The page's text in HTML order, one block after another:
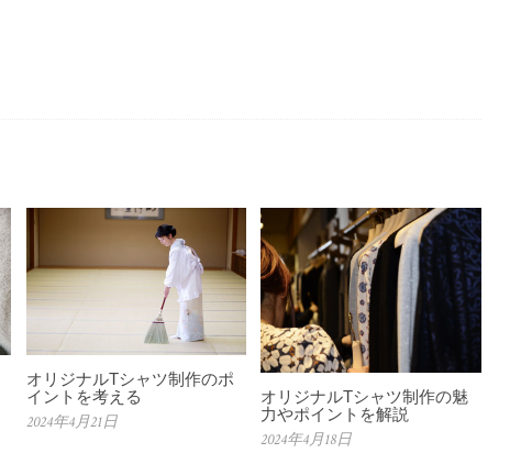
オリジナルTシャツ制作のポ
イントを考える
2024年4月21日
オリジナルTシャツ制作の魅
力やポイントを解説
2024年4月18日